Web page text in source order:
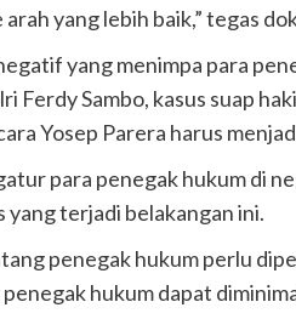
yang lebih baik,” tegas
yang menimpa para
Ferdy Sambo, kasus suap
Yosep Parera harus
para penegak hukum di
yang terjadi belakangan ini.
penegak hukum perlu
hukum dapat